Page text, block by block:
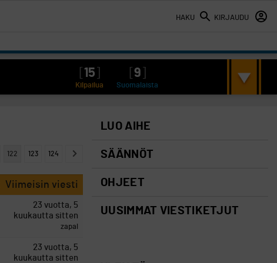
HAKU KIRJAUDU
15 9
Kilpailua Suomalaista
122 123 124
Viimeisin viesti
23 vuotta, 5
kuukautta sitten
zapal
23 vuotta, 5
kuukautta sitten
LUO AIHE
SÄÄNNÖT
OHJEET
UUSIMMAT VIESTIKETJUT